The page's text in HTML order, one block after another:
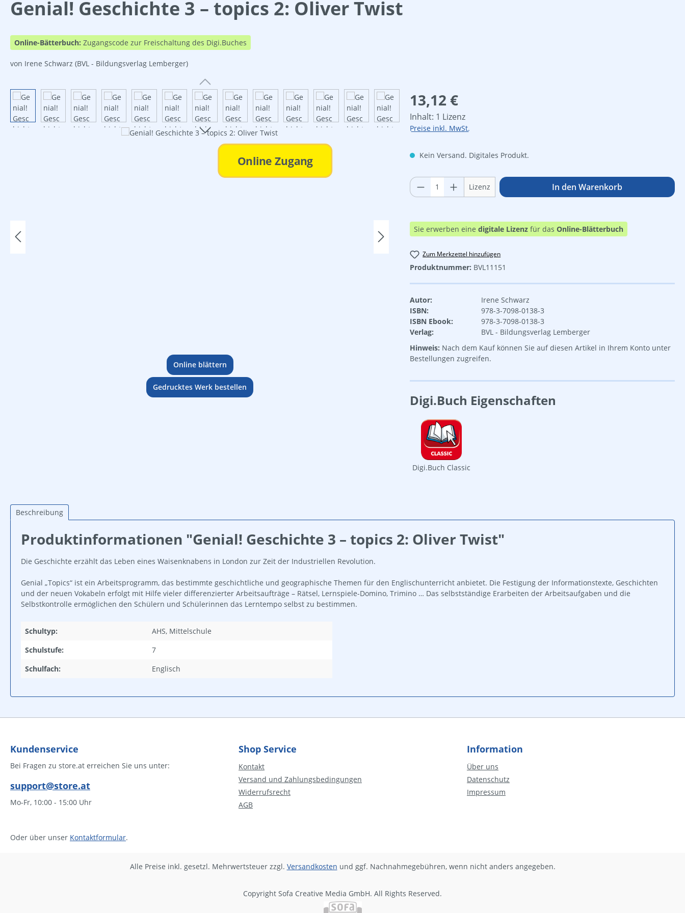
Genial! Geschichte 3 – topics 2: Oliver Twist
Online-Bätterbuch: Zugangscode zur Freischaltung des Digi.Buches
von Irene Schwarz (BVL - Bildungsverlag Lemberger)
Bildergalerie überspringen
Online Zugang
Online blättern
Gedrucktes Werk bestellen
Regulärer Preis:
13,12 €
Inhalt: 1 Lizenz
Preise inkl. MwSt.
Kein Versand. Digitales Produkt.
Produkt Anzahl: Gib den gewünschten Wert
Lizenz In den Warenkorb
Sie erwerben eine digitale Lizenz für das Online-Blätterbuch
Zum Merkzettel hinzufügen
Produktnummer: BVL11151
Autor:
Irene Schwarz
ISBN:
978-3-7098-0138-3
ISBN Ebook:
978-3-7098-0138-3
Verlag:
BVL - Bildungsverlag Lemberger
Hinweis: Nach dem Kauf können Sie auf diesen Artikel in Ihrem Konto unter
Bestellungen zugreifen.
Digi.Buch Eigenschaften
Digi.Buch Classic
Beschreibung
Produktinformationen "Genial! Geschichte 3 – topics 2: Oliver Twist"
Die Geschichte erzählt das Leben eines Waisenknabens in London zur Zeit der Industriellen Revolution.
Genial „Topics“ ist ein Arbeitsprogramm, das bestimmte geschichtliche und geographische Themen für den Englischunterricht anbietet. Die Festigung der Informationstexte, Geschichten
und der neuen Vokabeln erfolgt mit Hilfe vieler differenzierter Arbeitsaufträge – Rätsel, Lernspiele-Domino, Trimino … Das selbstständige Erarbeiten der Arbeitsaufgaben und die
Selbstkontrolle ermöglichen den Schülern und Schülerinnen das Lerntempo selbst zu bestimmen.
Schultyp:
AHS, Mittelschule
Schulstufe:
7
Schulfach:
Englisch
Kundenservice
Bei Fragen zu store.at erreichen Sie uns unter:
support@store.at
Mo-Fr, 10:00 - 15:00 Uhr
Oder über unser Kontaktformular.
Shop Service
Kontakt
Versand und Zahlungsbedingungen
Widerrufsrecht
AGB
Information
Über uns
Datenschutz
Impressum
Alle Preise inkl. gesetzl. Mehrwertsteuer zzgl. Versandkosten und ggf. Nachnahmegebühren, wenn nicht anders angegeben.
Copyright Sofa Creative Media GmbH. All Rights Reserved.